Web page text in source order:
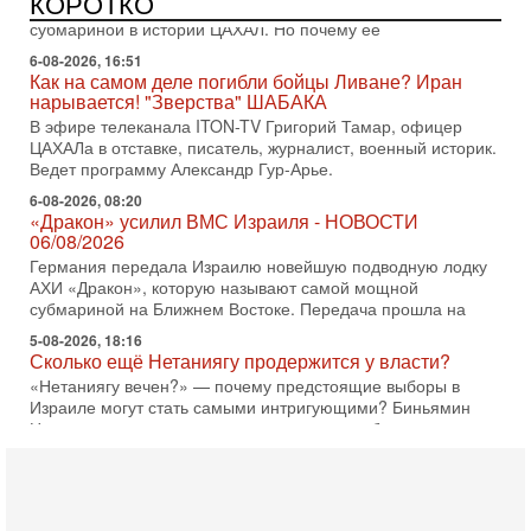
АХИ «Дракон» (Drakon), которая уже стала самой дорогой
субмариной в истории ЦАХАЛ. Но почему её
6-08-2026, 16:51
Как на самом деле погибли бойцы Ливане? Иран
нарывается! "Зверства" ШАБАКА
В эфире телеканала ITON-TV Григорий Тамар, офицер
ЦАХАЛа в отставке, писатель, журналист, военный историк.
Ведет программу Александр Гур-Арье.
6-08-2026, 08:20
«Дракон» усилил ВМС Израиля - НОВОСТИ
06/08/2026
Германия передала Израилю новейшую подводную лодку
АХИ «Дракон», которую называют самой мощной
субмариной на Ближнем Востоке. Передача прошла на
5-08-2026, 18:16
Сколько ещё Нетаниягу продержится у власти?
«Нетаниягу вечен?» — почему предстоящие выборы в
Израиле могут стать самыми интригующими? Биньямин
Нетаниягу снова уверенно заявляет, что победа на